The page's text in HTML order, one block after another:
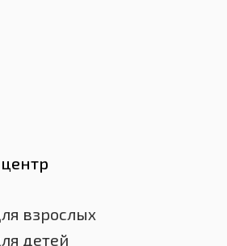
взрослых
детей